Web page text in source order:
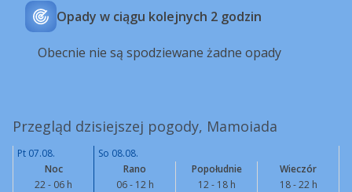
Opady w ciągu kolejnych 2 godzin
Obecnie nie są spodziewane żadne opady
Przegląd dzisiejszej pogody, Mamoiada
Pt 07.08.
So 08.08.
Noc
22 - 06 h
Rano
06 - 12 h
Popołudnie
12 - 18 h
Wieczór
18 - 22 h